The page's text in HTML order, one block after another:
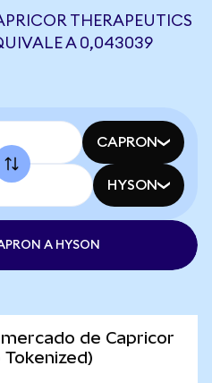
THERAPEUTICS
A 0,043039
CAPRON
HYSON
A HYSON
de Capricor